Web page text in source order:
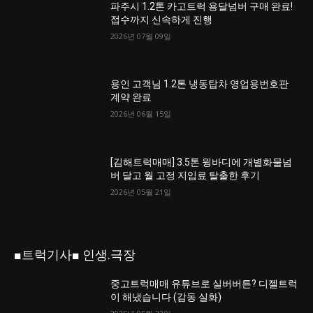
파주시 1.2톤 카고트럭 용달넘버 구매 완료!
접수까지 신속하게 진행
2026년 07월 09일
용인 고객님 1.2톤 냉동탑차 영업용번호판
계약 완료
2026년 06월 15일
[김해트럭매매] 3.5톤 윙바디에 개별화물넘
버 달고 월 고정 지입료 탈출한 후기
2026년 05월 21일
■트럭기사■ 인생.극장
중고트럭매매 유튜브로 실버버튼? 디젤트럭
이 해냈습니다 (감동 실화)